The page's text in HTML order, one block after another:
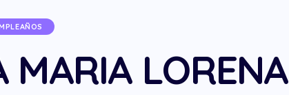
MARIA LORENA